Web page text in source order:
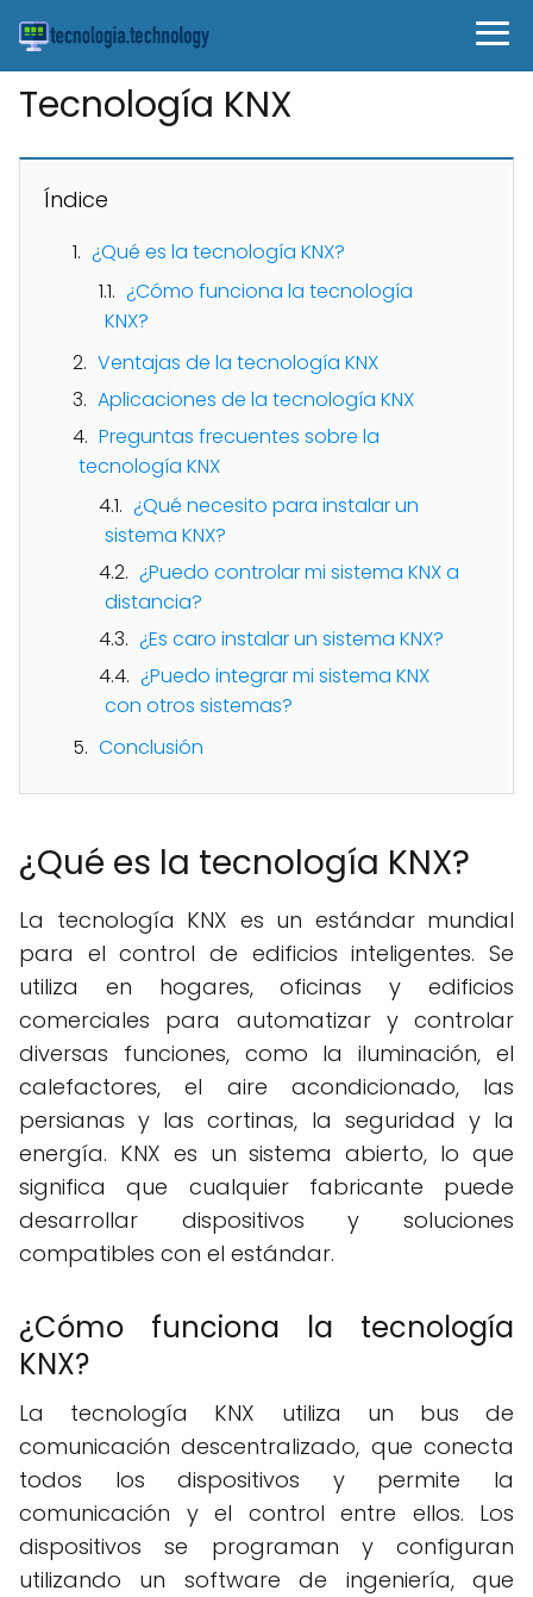
Tecnología KNX
Índice
¿Qué es la tecnología KNX?
¿Cómo funciona la tecnología
KNX?
Ventajas de la tecnología KNX
Aplicaciones de la tecnología KNX
Preguntas frecuentes sobre la
tecnología KNX
¿Qué necesito para instalar un
sistema KNX?
¿Puedo controlar mi sistema KNX a
distancia?
¿Es caro instalar un sistema KNX?
¿Puedo integrar mi sistema KNX
con otros sistemas?
Conclusión
¿Qué es la tecnología KNX?
La tecnología KNX es un estándar mundial
para el control de edificios inteligentes. Se
utiliza en hogares, oficinas y edificios
comerciales para automatizar y controlar
diversas funciones, como la iluminación, el
calefactores, el aire acondicionado, las
persianas y las cortinas, la seguridad y la
energía. KNX es un sistema abierto, lo que
significa que cualquier fabricante puede
desarrollar dispositivos y soluciones
compatibles con el estándar.
¿Cómo funciona la tecnología
KNX?
La tecnología KNX utiliza un bus de
comunicación descentralizado, que conecta
todos los dispositivos y permite la
comunicación y el control entre ellos. Los
dispositivos se programan y configuran
utilizando un software de ingeniería, que